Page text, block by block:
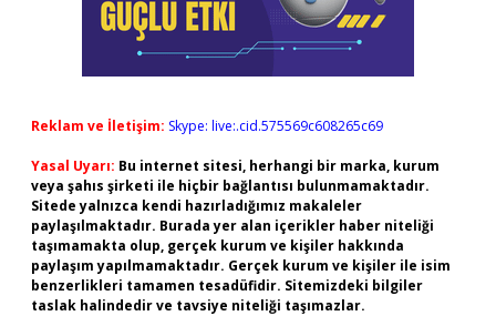
Reklam ve İletişim: Skype: live:.cid.575569c608265c69
Yasal Uyarı: Bu internet sitesi, herhangi bir marka, kurum
veya şahıs şirketi ile hiçbir bağlantısı bulunmamaktadır.
Sitede yalnızca kendi hazırladığımız makaleler
paylaşılmaktadır. Burada yer alan içerikler haber niteliği
taşımamakta olup, gerçek kurum ve kişiler hakkında
paylaşım yapılmamaktadır. Gerçek kurum ve kişiler ile isim
benzerlikleri tamamen tesadüfidir. Sitemizdeki bilgiler
taslak halindedir ve tavsiye niteliği taşımazlar.